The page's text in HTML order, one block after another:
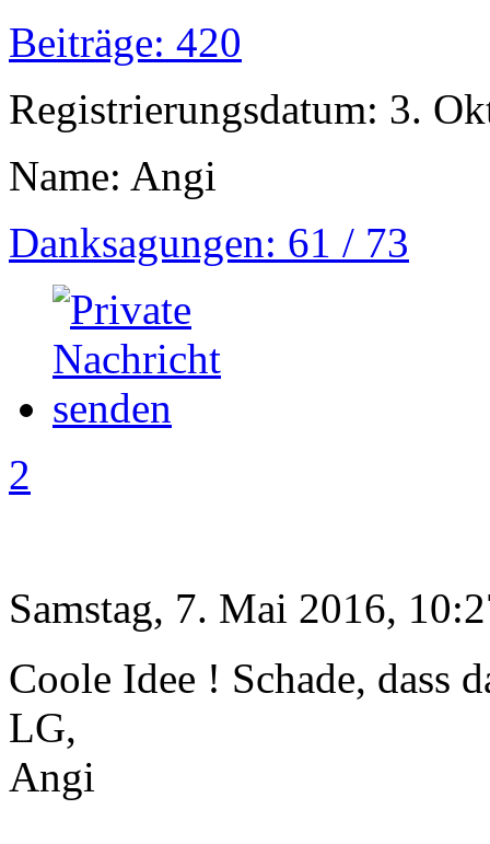
Beiträge: 420
Registrierungsdatum: 3.
Name: Angi
Danksagungen: 61 / 73
2
Samstag, 7. Mai 2016,
Coole Idee ! Schade, dass
LG,
Angi